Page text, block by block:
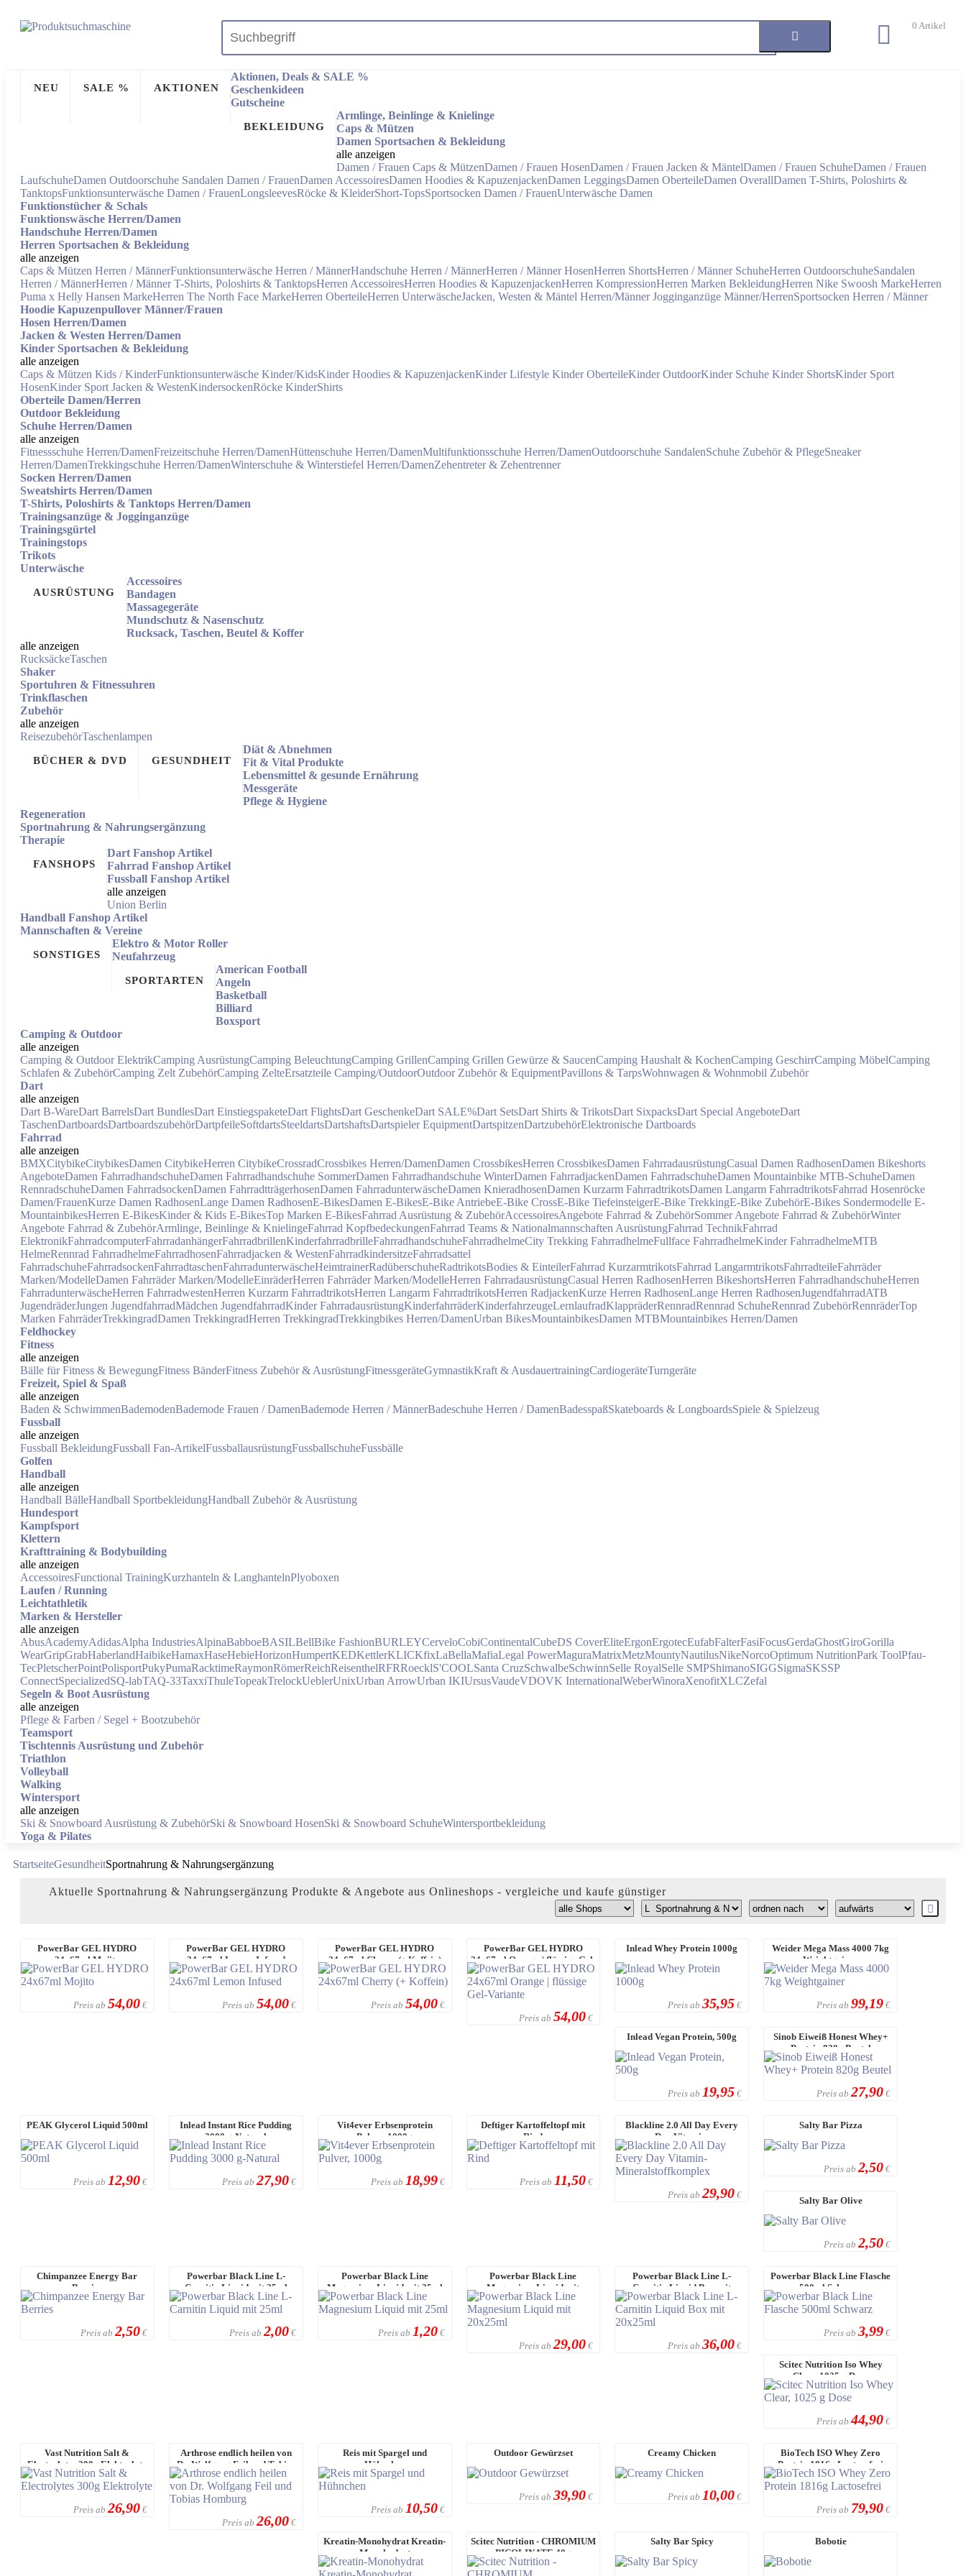
0 Artikel
NEU SALE % AKTIONEN
Aktionen, Deals & SALE %
Geschenkideen
Gutscheine
BEKLEIDUNG
Armlinge, Beinlinge & Knielinge
Caps & Mützen
Damen Sportsachen & Bekleidung
alle anzeigen
Damen / Frauen Caps & MützenDamen / Frauen HosenDamen / Frauen Jacken & MäntelDamen / Frauen SchuheDamen / Frauen
LaufschuheDamen Outdoorschuhe Sandalen Damen / FrauenDamen AccessoiresDamen Hoodies & KapuzenjackenDamen LeggingsDamen OberteileDamen OverallDamen T-Shirts, Poloshirts &
TanktopsFunktionsunterwäsche Damen / FrauenLongsleevesRöcke & KleiderShort-TopsSportsocken Damen / FrauenUnterwäsche Damen
Funktionstücher & Schals
Funktionswäsche Herren/Damen
Handschuhe Herren/Damen
Herren Sportsachen & Bekleidung
alle anzeigen
Caps & Mützen Herren / MännerFunktionsunterwäsche Herren / MännerHandschuhe Herren / MännerHerren / Männer HosenHerren ShortsHerren / Männer SchuheHerren OutdoorschuheSandalen
Herren / MännerHerren / Männer T-Shirts, Poloshirts & TanktopsHerren AccessoiresHerren Hoodies & KapuzenjackenHerren KompressionHerren Marken BekleidungHerren Nike Swoosh MarkeHerren
Puma x Helly Hansen MarkeHerren The North Face MarkeHerren OberteileHerren UnterwäscheJacken, Westen & Mäntel Herren/MännerJogginganzüge Männer/HerrenSportsocken Herren / Männer
Hoodie Kapuzenpullover Männer/Frauen
Hosen Herren/Damen
Jacken & Westen Herren/Damen
Kinder Sportsachen & Bekleidung
alle anzeigen
Caps & Mützen Kids / KinderFunktionsunterwäsche Kinder/KidsKinder Hoodies & KapuzenjackenKinder Lifestyle Kinder OberteileKinder OutdoorKinder Schuhe Kinder ShortsKinder Sport
HosenKinder Sport Jacken & WestenKindersockenRöcke KinderShirts
Oberteile Damen/Herren
Outdoor Bekleidung
Schuhe Herren/Damen
alle anzeigen
Fitnessschuhe Herren/DamenFreizeitschuhe Herren/DamenHüttenschuhe Herren/DamenMultifunktionsschuhe Herren/DamenOutdoorschuhe SandalenSchuhe Zubehör & PflegeSneaker
Herren/DamenTrekkingschuhe Herren/DamenWinterschuhe & Winterstiefel Herren/DamenZehentreter & Zehentrenner
Socken Herren/Damen
Sweatshirts Herren/Damen
T-Shirts, Poloshirts & Tanktops Herren/Damen
Trainingsanzüge & Jogginganzüge
Trainingsgürtel
Trainingstops
Trikots
Unterwäsche
AUSRÜSTUNG
Accessoires
Bandagen
Massagegeräte
Mundschutz & Nasenschutz
Rucksack, Taschen, Beutel & Koffer
alle anzeigen
RucksäckeTaschen
Shaker
Sportuhren & Fitnessuhren
Trinkflaschen
Zubehör
alle anzeigen
ReisezubehörTaschenlampen
BÜCHER & DVD GESUNDHEIT
Diät & Abnehmen
Fit & Vital Produkte
Lebensmittel & gesunde Ernährung
Messgeräte
Pflege & Hygiene
Regeneration
Sportnahrung & Nahrungsergänzung
Therapie
FANSHOPS
Dart Fanshop Artikel
Fahrrad Fanshop Artikel
Fussball Fanshop Artikel
alle anzeigen
Union Berlin
Handball Fanshop Artikel
Mannschaften & Vereine
SONSTIGES
Elektro & Motor Roller
Neufahrzeug
SPORTARTEN
American Football
Angeln
Basketball
Billiard
Boxsport
Camping & Outdoor
alle anzeigen
Camping & Outdoor ElektrikCamping AusrüstungCamping BeleuchtungCamping GrillenCamping Grillen Gewürze & SaucenCamping Haushalt & KochenCamping GeschirrCamping MöbelCamping
Schlafen & ZubehörCamping Zelt ZubehörCamping ZelteErsatzteile Camping/OutdoorOutdoor Zubehör & EquipmentPavillons & TarpsWohnwagen & Wohnmobil Zubehör
Dart
alle anzeigen
Dart B-WareDart BarrelsDart BundlesDart EinstiegspaketeDart FlightsDart GeschenkeDart SALE%Dart SetsDart Shirts & TrikotsDart SixpacksDart Special AngeboteDart
TaschenDartboardsDartboardszubehörDartpfeileSoftdartsSteeldartsDartshaftsDartspieler EquipmentDartspitzenDartzubehörElektronische Dartboards
Fahrrad
alle anzeigen
BMXCitybikeCitybikesDamen CitybikeHerren CitybikeCrossradCrossbikes Herren/DamenDamen CrossbikesHerren CrossbikesDamen FahrradausrüstungCasual Damen RadhosenDamen Bikeshorts
AngeboteDamen FahrradhandschuheDamen Fahrradhandschuhe SommerDamen Fahrradhandschuhe WinterDamen FahrradjackenDamen FahrradschuheDamen Mountainbike MTB-SchuheDamen
RennradschuheDamen FahrradsockenDamen FahrradtträgerhosenDamen FahrradunterwäscheDamen KnieradhosenDamen Kurzarm FahrradtrikotsDamen Langarm FahrradtrikotsFahrrad Hosenröcke
Damen/FrauenKurze Damen RadhosenLange Damen RadhosenE-BikesDamen E-BikesE-Bike AntriebeE-Bike CrossE-Bike TiefeinsteigerE-Bike TrekkingE-Bike ZubehörE-Bikes Sondermodelle E-
MountainbikesHerren E-BikesKinder & Kids E-BikesTop Marken E-BikesFahrrad Ausrüstung & ZubehörAccessoiresAngebote Fahrrad & ZubehörSommer Angebote Fahrrad & ZubehörWinter
Angebote Fahrrad & ZubehörArmlinge, Beinlinge & KnielingeFahrrad KopfbedeckungenFahrrad Teams & Nationalmannschaften AusrüstungFahrrad TechnikFahrrad
ElektronikFahrradcomputerFahrradanhängerFahrradbrillenKinderfahrradbrilleFahrradhandschuheFahrradhelmeCity Trekking FahrradhelmeFullface FahrradhelmeKinder FahrradhelmeMTB
HelmeRennrad FahrradhelmeFahrradhosenFahrradjacken & WestenFahrradkindersitzeFahrradsattel
FahrradschuheFahrradsockenFahrradtaschenFahrradunterwäscheHeimtrainerRadüberschuheRadtrikotsBodies & EinteilerFahrrad KurzarmtrikotsFahrrad LangarmtrikotsFahrradteileFahrräder
Marken/ModelleDamen Fahrräder Marken/ModelleEinräderHerren Fahrräder Marken/ModelleHerren FahrradausrüstungCasual Herren RadhosenHerren BikeshortsHerren FahrradhandschuheHerren
FahrradunterwäscheHerren FahrradwestenHerren Kurzarm FahrradtrikotsHerren Langarm FahrradtrikotsHerren RadjackenKurze Herren RadhosenLange Herren RadhosenJugendfahrradATB
JugendräderJungen JugendfahrradMädchen JugendfahrradKinder FahrradausrüstungKinderfahrräderKinderfahrzeugeLernlaufradKlappräderRennradRennrad SchuheRennrad ZubehörRennräderTop
Marken FahrräderTrekkingradDamen TrekkingradHerren TrekkingradTrekkingbikes Herren/DamenUrban BikesMountainbikesDamen MTBMountainbikes Herren/Damen
Feldhockey
Fitness
alle anzeigen
Bälle für Fitness & BewegungFitness BänderFitness Zubehör & AusrüstungFitnessgeräteGymnastikKraft & AusdauertrainingCardiogeräteTurngeräte
Freizeit, Spiel & Spaß
alle anzeigen
Baden & SchwimmenBademodenBademode Frauen / DamenBademode Herren / MännerBadeschuhe Herren / DamenBadesspaßSkateboards & LongboardsSpiele & Spielzeug
Fussball
alle anzeigen
Fussball BekleidungFussball Fan-ArtikelFussballausrüstungFussballschuheFussbälle
Golfen
Handball
alle anzeigen
Handball BälleHandball SportbekleidungHandball Zubehör & Ausrüstung
Hundesport
Kampfsport
Klettern
Krafttraining & Bodybuilding
alle anzeigen
AccessoiresFunctional TrainingKurzhanteln & LanghantelnPlyoboxen
Laufen / Running
Leichtathletik
Marken & Hersteller
alle anzeigen
AbusAcademyAdidasAlpha IndustriesAlpinaBabboeBASILBellBike FashionBURLEYCerveloCobiContinentalCubeDS CoverEliteErgonErgotecEufabFalterFasiFocusGerdaGhostGiroGorilla
WearGripGrabHaberlandHaibikeHamaxHaseHebieHorizonHumpertKEDKettlerKLICKfixLaBellaMafiaLegal PowerMaguraMatrixMetzMountyNautilusNikeNorcoOptimum NutritionPark ToolPfau-
TecPletscherPointPolisportPukyPumaRacktimeRaymonRömerReichReisenthelRFRRoecklS'COOLSanta CruzSchwalbeSchwinnSelle RoyalSelle SMPShimanoSIGGSigmaSKSSP
ConnectSpecializedSQ-labTAQ-33TaxxiThuleTopeakTrelockUeblerUnixUrban ArrowUrban IKIUrsusVaudeVDOVK InternationalWeberWinoraXenofitXLCZefal
Segeln & Boot Ausrüstung
alle anzeigen
Pflege & Farben / Segel + Bootzubehör
Teamsport
Tischtennis Ausrüstung und Zubehör
Triathlon
Volleyball
Walking
Wintersport
alle anzeigen
Ski & Snowboard Ausrüstung & ZubehörSki & Snowboard HosenSki & Snowboard SchuheWintersportbekleidung
Yoga & Pilates
StartseiteGesundheitSportnahrung & Nahrungsergänzung
Aktuelle Sportnahrung & Nahrungsergänzung Produkte & Angebote aus Onlineshops - vergleiche und kaufe günstiger
PowerBar GEL HYDRO
24x67ml Mojito
Preis ab 54,00€
PowerBar GEL HYDRO
24x67ml Lemon Infused
Preis ab 54,00€
PowerBar GEL HYDRO
24x67ml Cherry (+ Koffein)
Preis ab 54,00€
PowerBar GEL HYDRO
24x67ml Orange | flüssige Gel-
Variante
Preis ab 54,00 €
Inlead Whey Protein 1000g
Preis ab 35,95 €
Weider Mega Mass 4000 7kg
Weightgainer
Preis ab 99,19 €
Inlead Vegan Protein, 500g
Preis ab 19,95 €
Sinob Eiweiß Honest Whey+
Protein 820g Beutel
Preis ab 27,90 €
PEAK Glycerol Liquid 500ml
Preis ab 12,90€
Inlead Instant Rice Pudding
3000 g-Natural
Preis ab 27,90€
Vit4ever Erbsenprotein
Pulver, 1000g
Preis ab 18,99€
Deftiger Kartoffeltopf mit
Rind
Preis ab 11,50 €
Blackline 2.0 All Day Every
Day Vitamin-
Mineralstoffkomplex
Preis ab 29,90 €
Salty Bar Pizza
Preis ab 2,50 €
Salty Bar Olive
Preis ab 2,50 €
Chimpanzee Energy Bar
Berries
Preis ab 2,50€
Powerbar Black Line L-
Carnitin Liquid mit 25ml
Preis ab 2,00€
Powerbar Black Line
Magnesium Liquid mit 25ml
Preis ab 1,20€
Powerbar Black Line
Magnesium Liquid mit
20x25ml
Preis ab 29,00 €
Powerbar Black Line L-
Carnitin Liquid Box mit
20x25ml
Preis ab 36,00 €
Powerbar Black Line Flasche
500ml Schwarz
Preis ab 3,99 €
Scitec Nutrition Iso Whey
Clear, 1025 g Dose
Preis ab 44,90 €
Vast Nutrition Salt &
Electrolytes 300g Elektrolyte
Preis ab 26,90€
Arthrose endlich heilen von
Dr. Wolfgang Feil und Tobias
Homburg
Preis ab 26,00€
Reis mit Spargel und
Hühnchen
Preis ab 10,50€
Outdoor Gewürzset
Preis ab 39,90 €
Creamy Chicken
Preis ab 10,00 €
BioTech ISO Whey Zero
Protein 1816g Lactosefrei
Preis ab 79,90 €
Kreatin-Monohydrat Kreatin-
Monohydrat
Scitec Nutrition - CHROMIUM
PICOLINATE 40g
Salty Bar Spicy Bobotie